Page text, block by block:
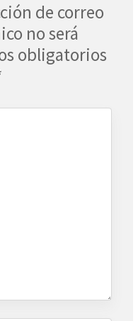
de correo
no será
obligatorios